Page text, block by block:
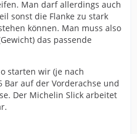
Man darf allerdings auch
sonst die Flanke zu stark
können. Man muss also
das passende
starten wir (je nach
Bar auf der Vorderachse und
Der Michelin Slick arbeitet